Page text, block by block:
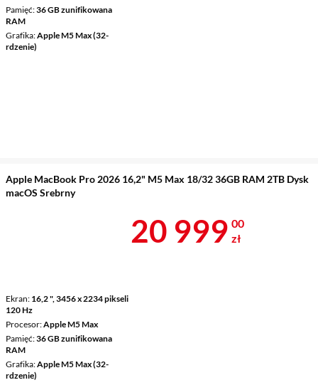
Pamięć 36 GB zunifikowana
RAM
Grafika Apple M5 Max (32-
rdzenie)
Apple MacBook Pro 2026 16,2" M5 Max 18/32 36GB RAM 2TB Dysk
macOS Srebrny
Ekran 16,2 ", 3456 x 2234 pikseli
120 Hz
Procesor Apple M5 Max
Pamięć 36 GB zunifikowana
RAM
Grafika Apple M5 Max (32-
rdzenie)
Cena 20 999
20 999 00
zł